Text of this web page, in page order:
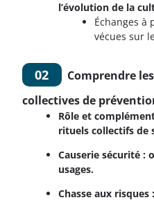
l’évolution de la
Échanges à
vécues sur
02
Comprendre
collectives de
Rôle et
rituels collectifs de
Causerie sécurité :
usages.
Chasse aux